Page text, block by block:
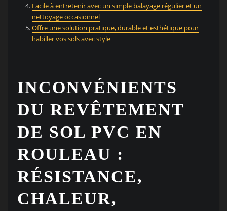
Facile à entretenir avec un simple balayage régulier et un
nettoyage occasionnel
Offre une solution pratique, durable et esthétique pour
habiller vos sols avec style
INCONVÉNIENTS
DU REVÊTEMENT
DE SOL PVC EN
ROULEAU :
RÉSISTANCE,
CHALEUR,